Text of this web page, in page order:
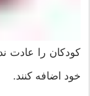
کودکان را عادت
خود اضافه کنند.